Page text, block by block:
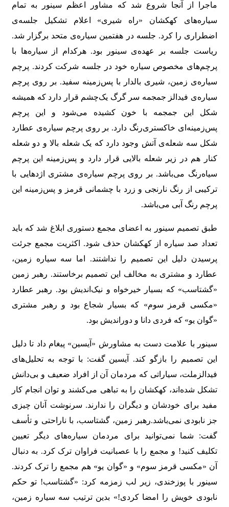
ماجرا از آنجا شروع شد که مشاور اعظم سینور به تمام
سیاره‌های کهکشان «راه شیری» اعلام تشکیل جلسه‌ی
اضطراری را کرد. جلسه در هفتمین سیاره‌ی متحد برگزار شد.
ریاست جلسه بر عهده‌ی سینور بود. هرکدام از سیاره‌ها با
پرچم‌های مخصوص سیاره خود در جلسه شرکت کردند. پرچم
سیاره‌ی زمین، شیری بالدار با پس‌زمینه سفید. بر روی پرچم
سیاره‌ی فیدالز جمجمه سر گرگ یک‌چشم قرار دارد که همیشه
شکل این جمجمه با خون کشیده می‌شود و این پرچم
پس‌زمینه‌ای خاکستری‌رنگ دارد. بر روی پرچم سیاره‌ی عطارد
شکل سه شعله‌ی آتش وجود دارد که یک شعله بالا و دو شعله
کنار هم در زیر شعله بالایی قرار دارد و پس‌زمینه این پرچم
سیاه‌رنگ می‌باشد. بر روی پرچم سیاره‌ی مشتری اژدهایی با
ترکیبی از رنگ نارنجی و زرد با چشمانی قرمز و پس‌زمینه این
پرچم رنگ آبی می‌باشد.
طبق تصمیم سینور به اعضای مجمع دستوری ابلاغ شد که باید
تعداد صد سیاره از کهکشان حذف شود. اکثریت مجمع جرئت
پرسیدن دلیل این تصمیم را نداشتند. اما سه سیاره زمین،
عطارد و مشتری به مخالف این تصمیم برخاستند. رهبر زمین
«گشتاسب» که بسیار خیرخواه و نیک‌اندیش بود. رهبر عطارد
«مکسی قرمز سوم» که بسیار شجاع بود و رهبر مشتری
«گوان یو» که فردی دانا و دوراندیش بود.
سینور با علامت دست به مشاورش «آیسین» پیغام داد تا دلیل
این تصمیم را بازگو کند. آیسین گفت: با توجه به تحلیل‌های
فیدالزملت، سیاراتی که مردمان آن از افراد ضعیف و بی‌دانش
تشکل شده‌اند، کهکشان را به تباهی می‌کشند و توان انجام کار
مفید برای خودشان و دیگران را ندارند. سرنوشت آنان چیزی
جز نابودی نمی‌باشد.رهبر زمین، گشتاسب، با ناراحتی و تأسف
گفت: شما نمی‌توانید برای مردمان سیاره‌های دیگر تعیین
تکلیف کنید! و مجمع را با عصبانیت فراوان ترک کرد. به دنبال
آن «مکسی قرمز سوم» و «گوان یو» هم مجمع را ترک کردند.
سینور با پوزخندی، زیر لب زمزمه کرد: «گشتاسب! تو حکم
نابودی خویش را امضا کردی!» بدین ترتیب سه سیاره زمین،